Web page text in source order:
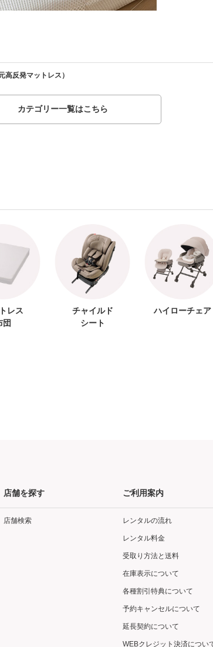
反発マットレス）
カテゴリー一覧はこちら
レス
団
チャイルド
シート
ハイローチェア
店舗を探す
店舗検索
ご利用案内
レンタルの流れ
レンタル料金
受取り方法と送料
在庫表示について
各種割引特典について
予約キャンセルについて
延長契約について
WEBクレジット決済につい